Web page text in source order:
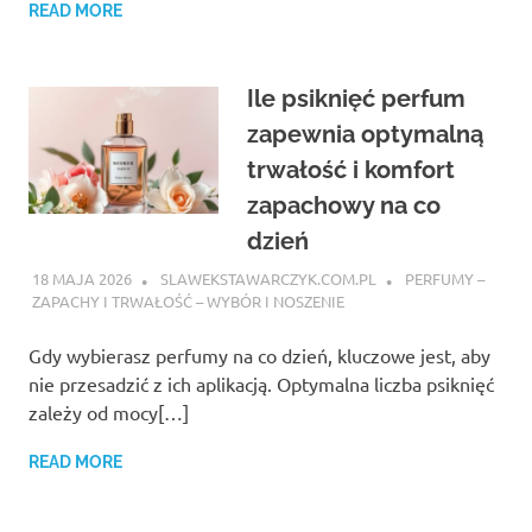
READ MORE
Ile psiknięć perfum
zapewnia optymalną
trwałość i komfort
zapachowy na co
dzień
18 MAJA 2026 SLAWEKSTAWARCZYK.COM.PL
PERFUMY –
ZAPACHY I TRWAŁOŚĆ – WYBÓR I NOSZENIE
Gdy wybierasz perfumy na co dzień, kluczowe jest, aby
nie przesadzić z ich aplikacją. Optymalna liczba psiknięć
zależy od mocy[…]
READ MORE